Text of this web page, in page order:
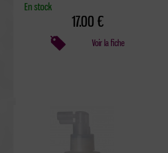
En stock
17.00 €
Voir la fiche